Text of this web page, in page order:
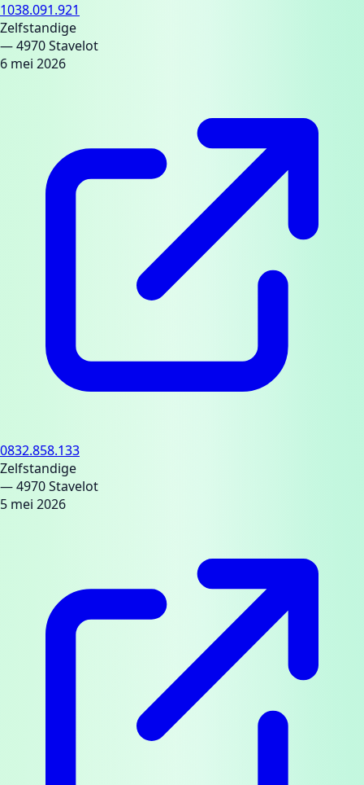
1038.091.921
Zelfstandige
— 4970 Stavelot
6 mei 2026
0832.858.133
Zelfstandige
— 4970 Stavelot
5 mei 2026